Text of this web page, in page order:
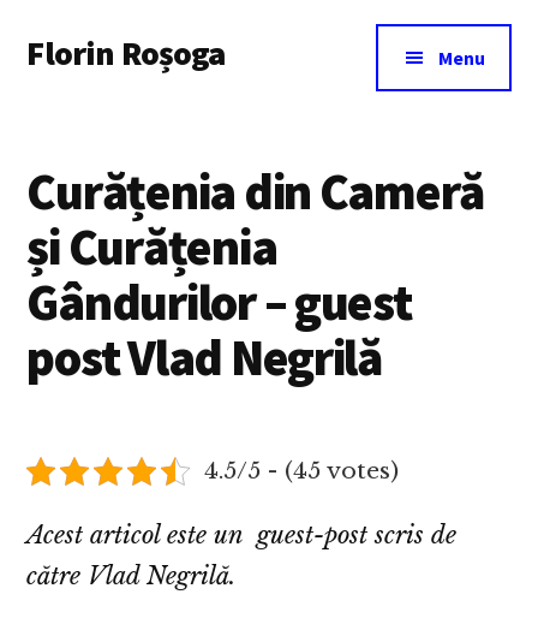
main
menu
Florin Roșoga Menu
Curățenia din Cameră
și Curățenia
Gândurilor – guest
post Vlad Negrilă
4.5/5 - (45 votes)
Acest articol este un guest-post scris de
către Vlad Negrilă.